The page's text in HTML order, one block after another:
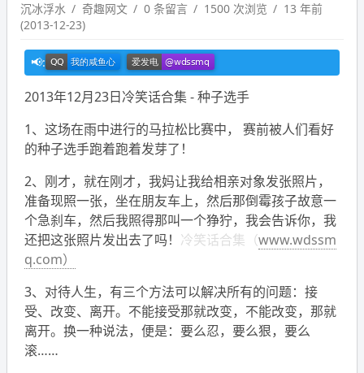
沉冰浮水 奇趣网文 0 条留言 1500 次浏览
13 年前
(2013-12-23)
2013年12月23日冷笑话合集 - 种子选手
1、这场在雨中进行的马拉松比赛中， 赛前被人们看好
的种子选手跑着跑着发芽了！
2、刚才，就在刚才，我妈让我给相亲对象发张照片，
准备现照一张，坐在朋友车上，然后那倒霉孩子故意一
个急刹车，然后我照得那叫一个狰狞，我会告诉你，我
还把这张照片发出去了吗！ 冷笑话合集（www.wdssm
q.com）
3、对待人生，有三个方法可以解决所有的问题：接
受、改变、离开。不能接受那就改变，不能改变，那就
离开。换一种说法，便是：要么忍，要么狠，要么
滚……